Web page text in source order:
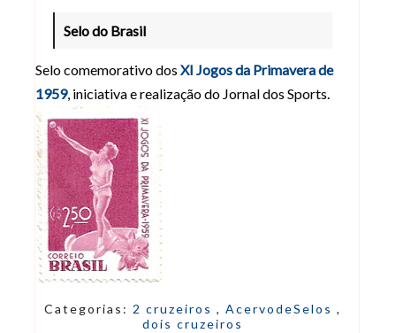
Selo do Brasil
Selo comemorativo dos XI Jogos da Primavera de
1959, iniciativa e realização do Jornal dos Sports.
Categorias: 2 cruzeiros , AcervodeSelos ,
dois cruzeiros